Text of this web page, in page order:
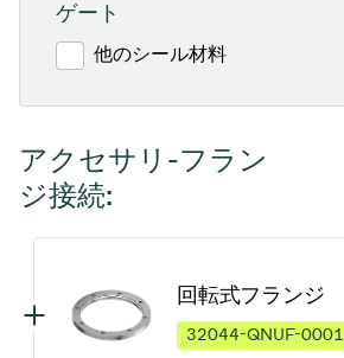
ゲート
他のシール材料
アクセサリ-フラン
ジ接続:
回転式フランジ
32044-QNUF-0001